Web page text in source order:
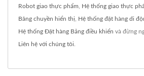
Robot giao thực phẩm, Hệ thống giao thực
Băng chuyền hiển thị, Hệ thống đặt hàng di
Hệ thống Đặt hàng Bảng điều khiển và đừng
Liên hệ với chúng tôi.